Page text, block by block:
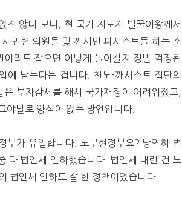
진 않다 보니, 현 국가 지도자 벌꿀여왕께서
민련 의원들 및 깨시민 파시스트들 하는 소
라도 잡으면 어떻게 돌아갈지 정말 걱정됩
에 담는다는 겁니다. 친노-깨시스트 집단의
부자감세를 해서 국가재정이 어려워졌고,
야말로 양심이 없는 망언입니다.
부가 유일합니다. 노무현정부요? 당연히 법
다 법인세 인하했습니다. 법인세 내린 건 노
법인세 인하도 잘 한 정책이었습니다.